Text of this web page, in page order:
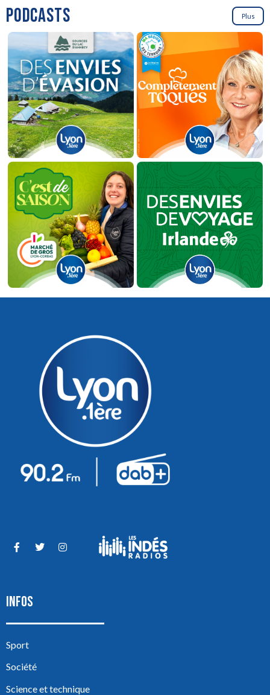
PODCASTS Plus
INFOS
Sport
Société
Science et technique